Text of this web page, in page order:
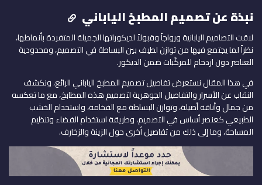
نبذة عن تصميم المطبخ الياباني
لاقت التصاميم اليابانية ورواجاً وقبولاً لديكوراتها الجميلة المتفردة بأنماطها،
نظراً لما يجتمع فيها من توازن لطيف بين البساطة في التصميم، ومحدودية
العناصر دون ازدحام للمركّبات ضمن الديكور.
في هذا المقال نستعرض تفاصيل تصميم المطبخ الياباني الرائع، ونكشف
النقاب عن الأسرار والتفاصيل الجوهرية لتصميم هذه المطابخ، مع ما تعكسه
من جمال وأناقة أصيلة، وتوازن البساطة مع الفخامة، واستخدام الخشب
الطبيعي كعنصر أساس في التصميم، وطريقة استخدام الفضاء وتنظيم
المساحة، وما إلى ذلك من تفاصيل أخرى حول الزينة والزخارف.